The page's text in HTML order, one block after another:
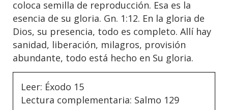
coloca semilla de reproducción. Esa es la
esencia de su gloria. Gn. 1:12. En la gloria de
Dios, su presencia, todo es completo. Allí hay
sanidad, liberación, milagros, provisión
abundante, todo está hecho en Su gloria.
Leer: Éxodo 15
Lectura complementaria: Salmo 129